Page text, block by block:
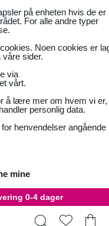
på enheten hvis de er
For alle andre typer
Noen cookies er
sider.
via
vårt.
å lære mer om hvem vi er,
personlig data.
henvendelser angående
mine
0-4 dager